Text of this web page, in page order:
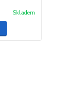
Skladem